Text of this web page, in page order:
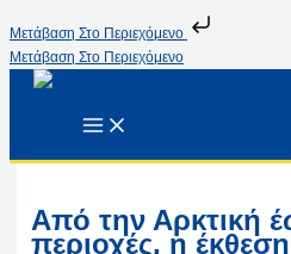
Μετάβαση Στο Περιεχόμενο
Μετάβαση Στο Περιεχόμενο
Από την Αρκτική
περιοχές, η